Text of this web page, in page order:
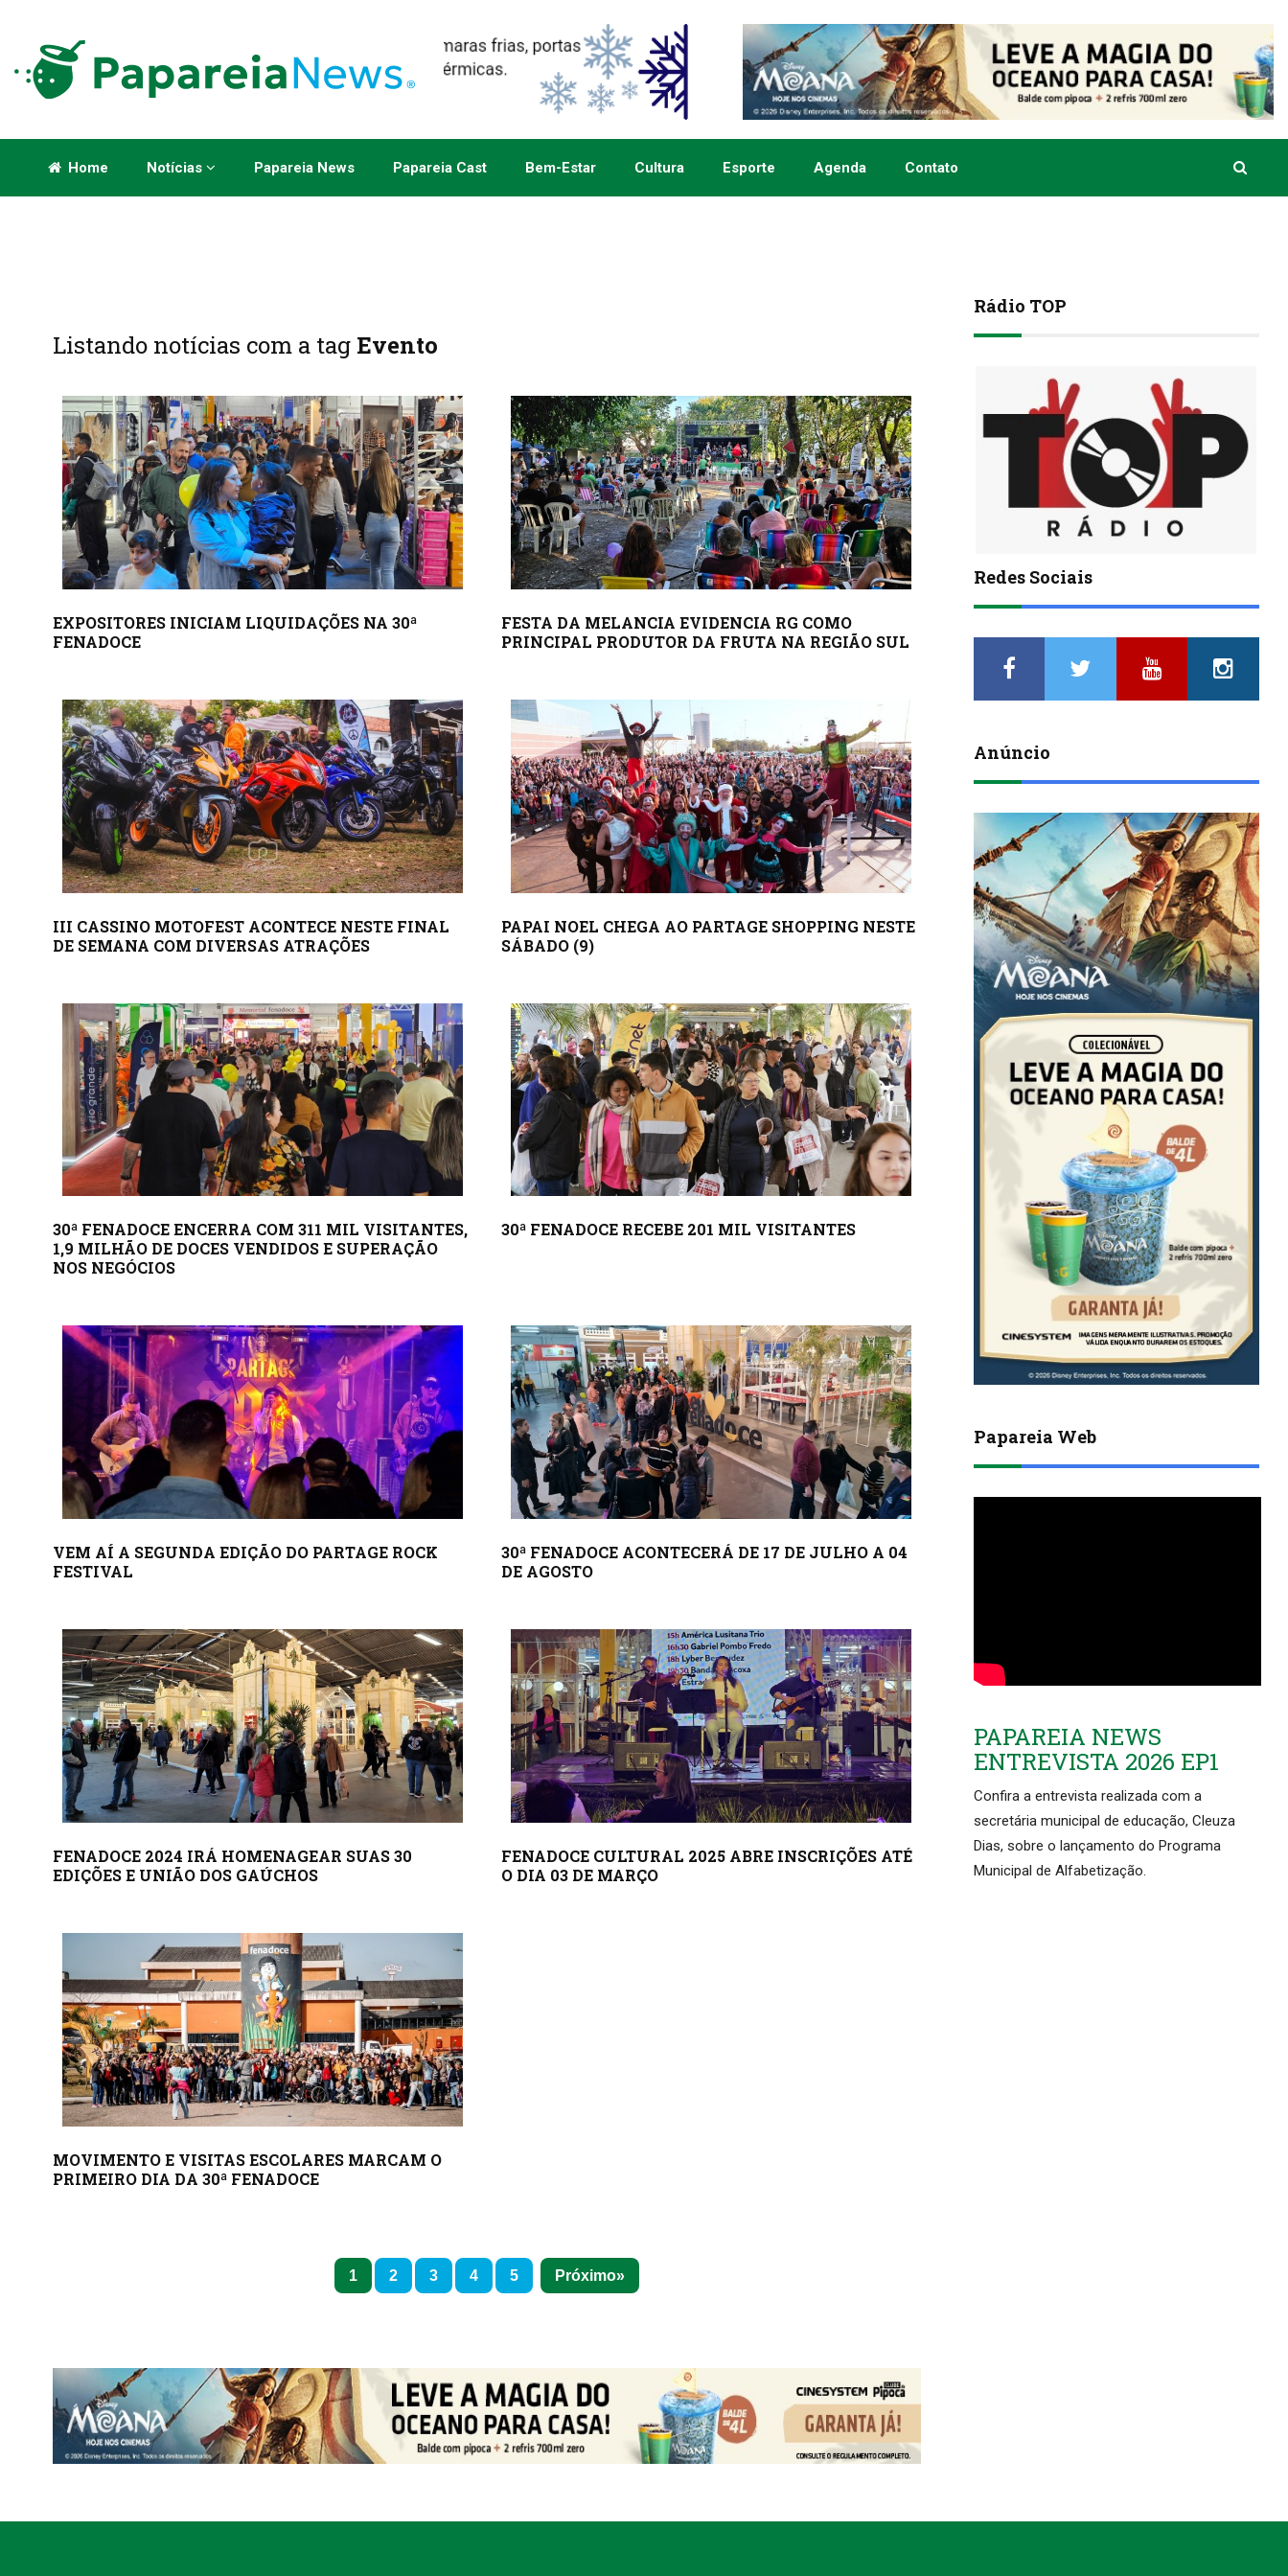
Home Notícias Papareia News Papareia Cast Bem-Estar Cultura Esporte Agenda Contato
Listando notícias com a tag Evento
EXPOSITORES INICIAM LIQUIDAÇÕES NA 30ª
FENADOCE
FESTA DA MELANCIA EVIDENCIA RG COMO
PRINCIPAL PRODUTOR DA FRUTA NA REGIÃO SUL
III CASSINO MOTOFEST ACONTECE NESTE FINAL
DE SEMANA COM DIVERSAS ATRAÇÕES
PAPAI NOEL CHEGA AO PARTAGE SHOPPING NESTE
SÁBADO (9)
30ª FENADOCE ENCERRA COM 311 MIL VISITANTES,
1,9 MILHÃO DE DOCES VENDIDOS E SUPERAÇÃO
NOS NEGÓCIOS
30ª FENADOCE RECEBE 201 MIL VISITANTES
VEM AÍ A SEGUNDA EDIÇÃO DO PARTAGE ROCK
FESTIVAL
30ª FENADOCE ACONTECERÁ DE 17 DE JULHO A 04
DE AGOSTO
FENADOCE 2024 IRÁ HOMENAGEAR SUAS 30
EDIÇÕES E UNIÃO DOS GAÚCHOS
FENADOCE CULTURAL 2025 ABRE INSCRIÇÕES ATÉ
O DIA 03 DE MARÇO
MOVIMENTO E VISITAS ESCOLARES MARCAM O
PRIMEIRO DIA DA 30ª FENADOCE
1 2 3 4 5 Próximo
Rádio TOP
Redes Sociais
Anúncio
Papareia Web
PAPAREIA NEWS
ENTREVISTA 2026 EP1
Confira a entrevista realizada com a
secretária municipal de educação, Cleuza
Dias, sobre o lançamento do Programa
Municipal de Alfabetização.